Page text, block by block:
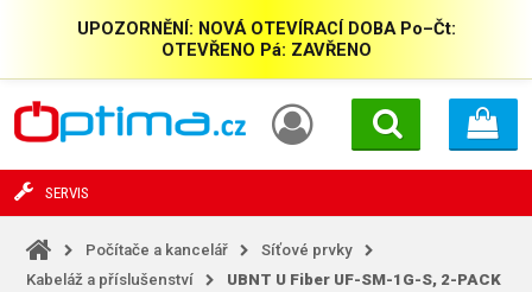
UPOZORNĚNÍ: NOVÁ OTEVÍRACÍ DOBA Po–Čt:
OTEVŘENO Pá: ZAVŘENO
SERVIS
Počítače a kancelář
Síťové prvky
Kabeláž a příslušenství
UBNT U Fiber UF-SM-1G-S, 2-PACK